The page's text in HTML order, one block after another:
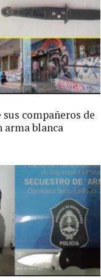
sus compañeros de
arma blanca